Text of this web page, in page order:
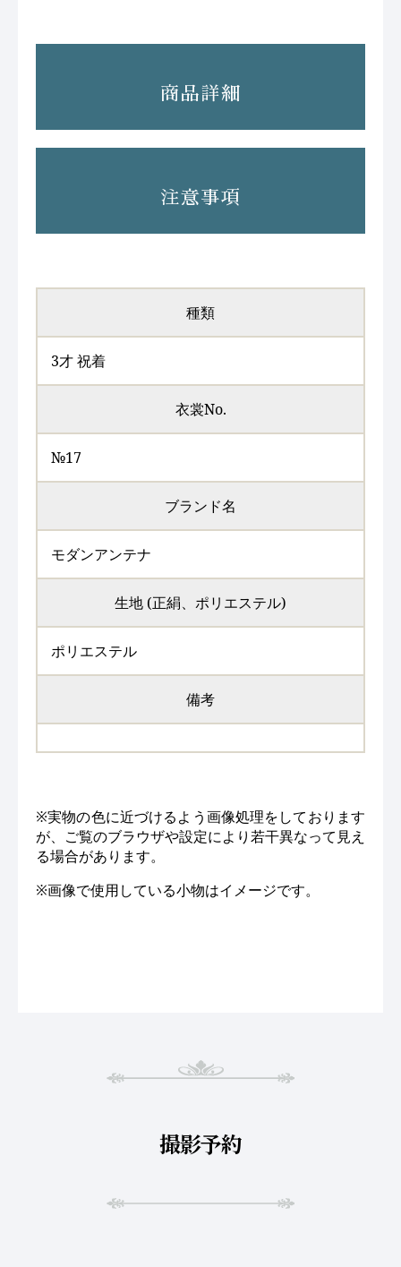
商品詳細
注意事項
種類
3才 祝着
衣裳No.
№17
ブランド名
モダンアンテナ
生地 (正絹、ポリエステル)
ポリエステル
備考
※実物の色に近づけるよう画像処理をしております
が、ご覧のブラウザや設定により若干異なって見え
る場合があります。
※画像で使用している小物はイメージです。
撮影予約